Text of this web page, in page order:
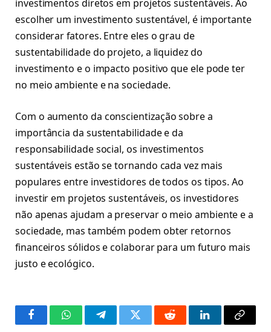
investimentos diretos em projetos sustentáveis. Ao
escolher um investimento sustentável, é importante
considerar fatores. Entre eles o grau de
sustentabilidade do projeto, a liquidez do
investimento e o impacto positivo que ele pode ter
no meio ambiente e na sociedade.
Com o aumento da conscientização sobre a
importância da sustentabilidade e da
responsabilidade social, os investimentos
sustentáveis estão se tornando cada vez mais
populares entre investidores de todos os tipos. Ao
investir em projetos sustentáveis, os investidores
não apenas ajudam a preservar o meio ambiente e a
sociedade, mas também podem obter retornos
financeiros sólidos e colaborar para um futuro mais
justo e ecológico.
FacebookWhatsAppTelegramTwitter Reddit LinkedInCopy